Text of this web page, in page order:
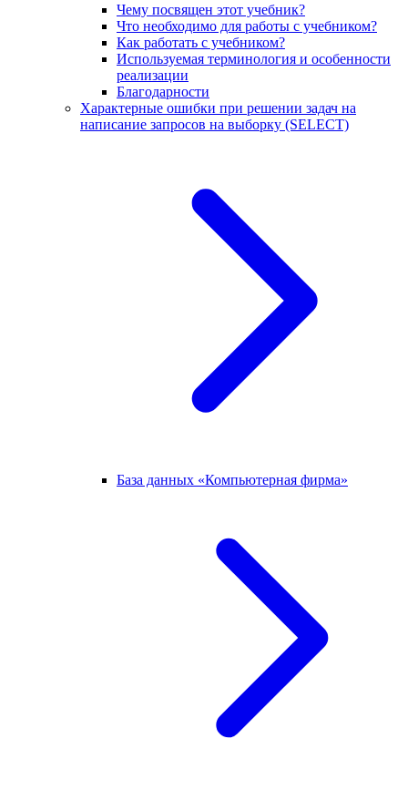
Чему посвящен этот учебник?
Что необходимо для работы с учебником?
Как работать с учебником?
Используемая терминология и особенности
реализации
Благодарности
Характерные ошибки при решении задач на
написание запросов на выборку (SELECT)
База данных «Компьютерная фирма»